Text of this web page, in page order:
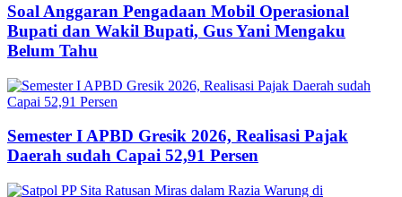
Soal Anggaran Pengadaan Mobil Operasional
Bupati dan Wakil Bupati, Gus Yani Mengaku
Belum Tahu
Semester I APBD Gresik 2026, Realisasi Pajak
Daerah sudah Capai 52,91 Persen